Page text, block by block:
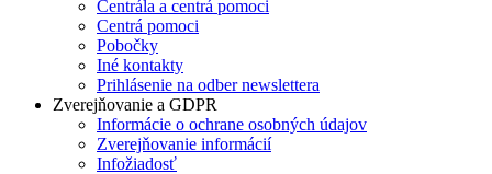
Centrála a centrá pomoci
Centrá pomoci
Pobočky
Iné kontakty
Prihlásenie na odber newslettera
Zverejňovanie a GDPR
Informácie o ochrane osobných údajov
Zverejňovanie informácií
Infožiadosť